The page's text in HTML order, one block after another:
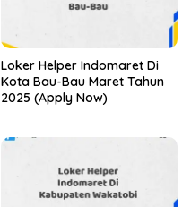
Loker Helper Indomaret Di
Kota Bau-Bau Maret Tahun
2025 (Apply Now)